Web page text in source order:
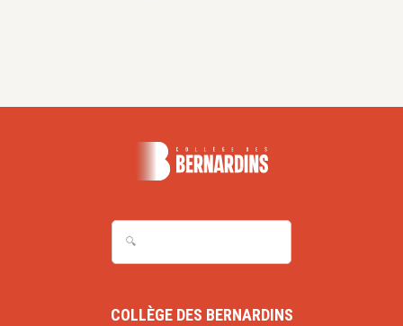
COLLÈGE DES BERNARDINS